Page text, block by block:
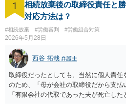
1
相続放棄後の取締役責任と
対応方法は？
#相続放棄 #労働審判 #労働組合対策
2026年5月28日
西谷 拓哉 弁護士
取締役だったとしても、当然に個人責任
のため、「母が会社の取締役だから支払
「有限会社の代取であった夫が死亡し